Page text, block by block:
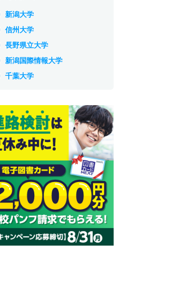
新潟大学
信州大学
長野県立大学
新潟国際情報大学
千葉大学